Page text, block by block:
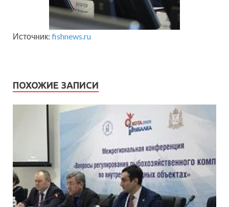
Источник: fishnews.ru
ПОХОЖИЕ ЗАПИСИ